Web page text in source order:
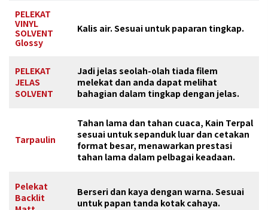
PELEKAT
VINYL
SOLVENT
Glossy
Kalis air. Sesuai untuk paparan tingkap.
PELEKAT
JELAS
SOLVENT
Jadi jelas seolah-olah tiada filem
melekat dan anda dapat melihat
bahagian dalam tingkap dengan jelas.
Tarpaulin
Tahan lama dan tahan cuaca, Kain Terpal
sesuai untuk sepanduk luar dan cetakan
format besar, menawarkan prestasi
tahan lama dalam pelbagai keadaan.
Pelekat
Backlit
Berseri dan kaya dengan warna. Sesuai
untuk papan tanda kotak cahaya.